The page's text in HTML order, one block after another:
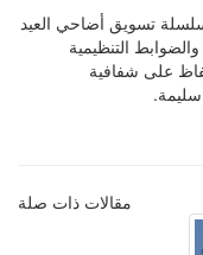
سلسلة تسويق أضاحي العيد
التنظيمية
على شفافية
مقالات ذات صلة